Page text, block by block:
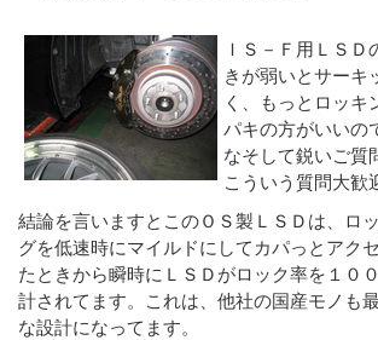
ＩＳ－Ｆ用ＬＳＤ
きが弱いとサーキ
く、もっとロッキ
パキの方がいいの
なそして鋭いご質
こういう質問大歓
結論を言いますとこのＯＳ製ＬＳＤは、ロ
グを低速時にマイルドにしてカパっとアク
たときから瞬時にＬＳＤがロック率を１０
計されてます。これは、他社の国産モノも
な設計になってます。